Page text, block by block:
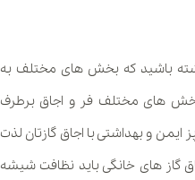
باشید که بخش های مختلف به
بخش های مختلف فر و اجاق برطرف
ایمن و بهداشتی با اجاق گازتان لذت
گاز های خانگی باید نظافت شیشه